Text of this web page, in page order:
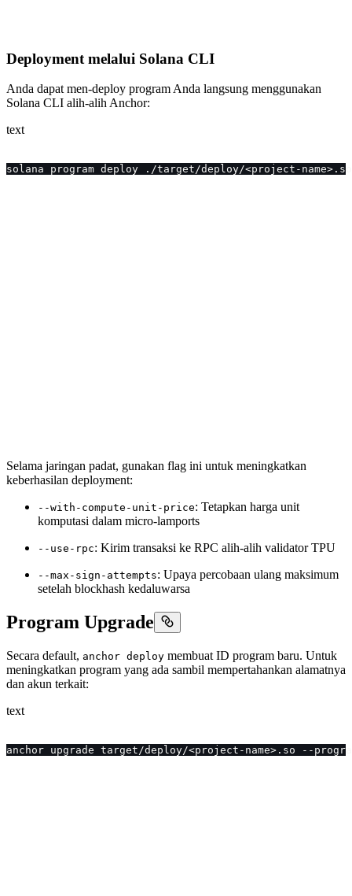
Deployment melalui Solana CLI
Anda dapat men-deploy program Anda langsung menggunakan
Solana CLI alih-alih Anchor:
text
solana program deploy ./target/deploy/<project-
Selama jaringan padat, gunakan flag ini untuk meningkatkan
keberhasilan deployment:
--with-compute-unit-price: Tetapkan harga unit
komputasi dalam micro-lamports
--use-rpc: Kirim transaksi ke RPC alih-alih validator TPU
--max-sign-attempts: Upaya percobaan ulang maksimum
setelah blockhash kedaluwarsa
Program Upgrade
Secara default, anchor deploy membuat ID program baru. Untuk
meningkatkan program yang ada sambil mempertahankan alamatnya
dan akun terkait:
text
anchor upgrade target/deploy/<project-name>.so --program-